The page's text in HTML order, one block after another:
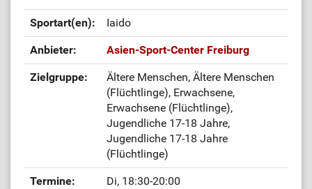
Sportart(en): Iaido
Anbieter: Asien-Sport-Center Freiburg
Zielgruppe:
Ältere Menschen, Ältere Menschen
(Flüchtlinge), Erwachsene,
Erwachsene (Flüchtlinge),
Jugendliche 17-18 Jahre,
Jugendliche 17-18 Jahre
(Flüchtlinge)
Termine:
Di, 18:30-20:00